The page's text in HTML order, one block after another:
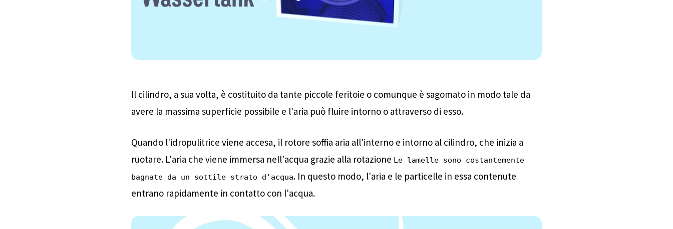
Il cilindro, a sua volta, è costituito da tante piccole feritoie o comunque è sagomato in modo tale da
avere la massima superficie possibile e l'aria può fluire intorno o attraverso di esso.
Quando l'idropulitrice viene accesa, il rotore soffia aria all'interno e intorno al cilindro, che inizia a
ruotare. L'aria che viene immersa nell'acqua grazie alla rotazione Le lamelle sono costantemente
bagnate da un sottile strato d'acqua. In questo modo, l'aria e le particelle in essa contenute
entrano rapidamente in contatto con l'acqua.